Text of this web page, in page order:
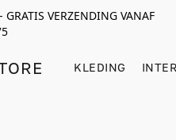
VERZENDING VANAF
KLEDING